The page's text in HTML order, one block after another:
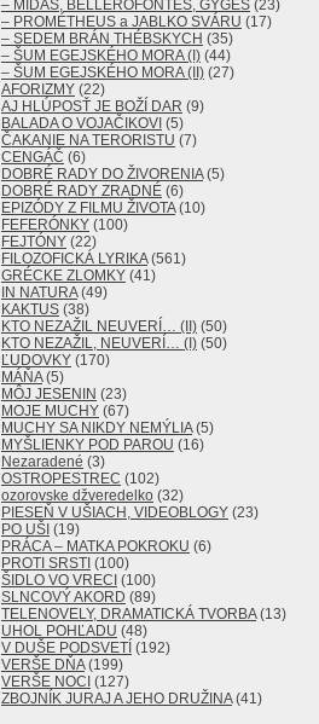
– MÍDÁS, BELLEROFONTÉS, GÝGÉS (23)
– PROMÉTHEUS a JABLKO SVÁRU (17)
– SEDEM BRÁN THÉBSKYCH (35)
– ŠUM EGEJSKÉHO MORA (I) (44)
– ŠUM EGEJSKÉHO MORA (II) (27)
AFORIZMY (22)
AJ HLÚPOSŤ JE BOŽÍ DAR (9)
BALADA O VOJAČIKOVI (5)
ČAKANIE NA TERORISTU (7)
CENGÁČ (6)
DOBRÉ RADY DO ŽIVORENIA(5)
DOBRÉ RADY ZRADNÉ (6)
EPIZÓDY Z FILMU ŽIVOTA(10)
FEFERÓNKY (100)
FEJTÓNY (22)
FILOZOFICKÁ LYRIKA(561)
GRÉCKE ZLOMKY (41)
IN NATURA(49)
KAKTUS (38)
KTO NEZAŽIL NEUVERÍ… (II) (50)
KTO NEZAŽIL, NEUVERÍ… (I) (50)
ĽUDOVKY (170)
MÁŇA(5)
MÔJ JESENIN (23)
MOJE MUCHY (67)
MUCHY SA NIKDY NEMÝLIA(5)
MYŠLIENKY POD PAROU (16)
Nezaradené (3)
OSTROPESTREC (102)
ozorovske džveredelko (32)
PIESEŇ V UŠIACH, VIDEOBLOGY (23)
PO UŠI (19)
PRÁCA – MATKA POKROKU (6)
PROTI SRSTI (100)
ŠIDLO VO VRECI (100)
SLNCOVÝ AKORD (89)
TELENOVELY, DRAMATICKÁ TVORBA(13)
UHOL POHĽADU (48)
V DUŠE PODSVETÍ (192)
VERŠE DŇA(199)
VERŠE NOCI (127)
ZBOJNÍK JURAJ A JEHO DRUŽINA(41)